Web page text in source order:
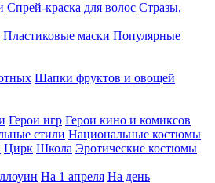
Спрей-краска для волос Стразы,
Пластиковые маски Популярные
Шапки фруктов и овощей
Герои игр Герои кино и комиксов
стили Национальные костюмы
Цирк Школа Эротические костюмы
На 1 апреля На день